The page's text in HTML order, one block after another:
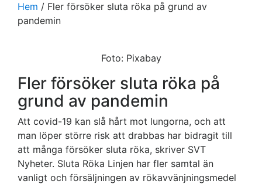
Hem / Fler försöker sluta röka på grund av
pandemin
Foto: Pixabay
Fler försöker sluta röka på
grund av pandemin
Att covid-19 kan slå hårt mot lungorna, och att
man löper större risk att drabbas har bidragit till
att många försöker sluta röka, skriver SVT
Nyheter. Sluta Röka Linjen har fler samtal än
vanligt och försäljningen av rökavvänjningsmedel